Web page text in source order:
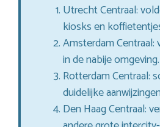
Utrecht Centraal:
kiosks en
Amsterdam
in de nabije omgeving.
Rotterdam Centraal:
duidelijke
Den Haag Centraal: